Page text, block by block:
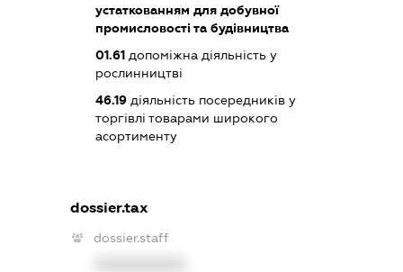
устаткованням для добувної
промисловості та будівництва
01.61допоміжна діяльність у
рослинництві
46.19діяльність посередників у
торгівлі товарами широкого
асортименту
dossier.tax
dossier.staff